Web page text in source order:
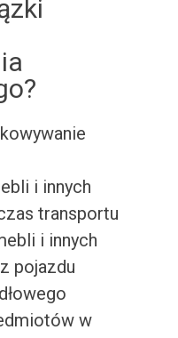
i innych
transportu
i innych
pojazdu
w